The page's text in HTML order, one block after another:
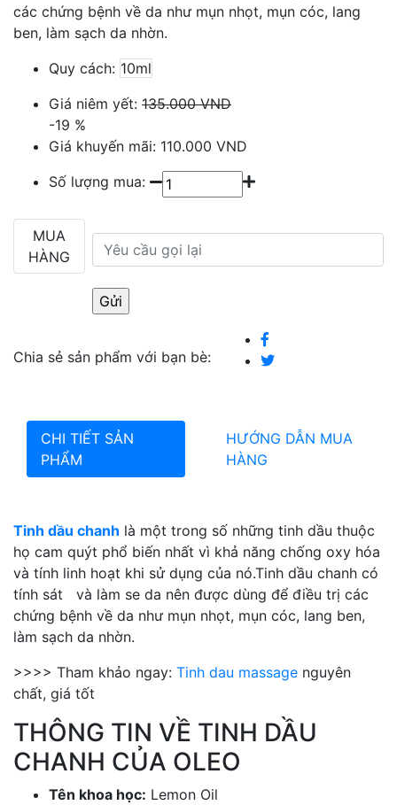
các chứng bệnh về da như mụn nhọt, mụn cóc, lang
ben, làm sạch da nhờn.
Quy cách: 10ml
Giá niêm yết: 135.000 VND
-19 %
Giá khuyến mãi: 110.000 VND
Số lượng mua:
MUA
HÀNG
Chia sẻ sản phẩm với bạn bè:
CHI TIẾT SẢN
PHẨM
HƯỚNG DẪN MUA
HÀNG
Tinh dầu chanh là một trong số những tinh dầu thuộc
họ cam quýt phổ biến nhất vì khả năng chống oxy hóa
và tính linh hoạt khi sử dụng của nó.Tinh dầu chanh có
tính sát và làm se da nên được dùng để điều trị các
chứng bệnh về da như mụn nhọt, mụn cóc, lang ben,
làm sạch da nhờn.
>>>> Tham khảo ngay: Tinh dau massage nguyên
chất, giá tốt
THÔNG TIN VỀ TINH DẦU
CHANH CỦA OLEO
Tên khoa học: Lemon Oil